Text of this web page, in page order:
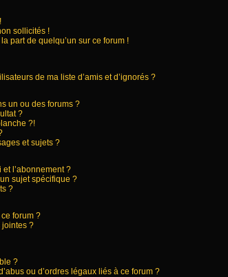
sollicités !
part de quelqu’un sur ce forum !
de ma liste d’amis et d’ignorés ?
un ou des forums ?
?
?!
et sujets ?
l’abonnement ?
sujet spécifique ?
?
forum ?
jointes ?
?
ou d’ordres légaux liés à ce forum ?